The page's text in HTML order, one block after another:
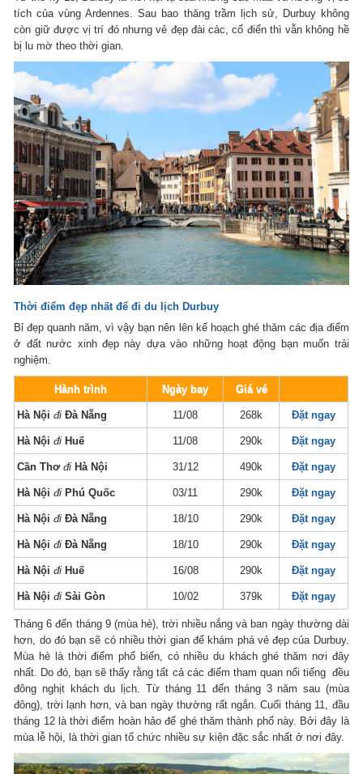
tích của vùng Ardennes. Sau bao thăng trầm lịch sử, Durbuy không
còn giữ được vị trí đó nhưng vẻ đẹp đài các, cổ điển thì vẫn không hề
bị lu mờ theo thời gian.
Thời điểm đẹp nhất để đi du lịch Durbuy
Bỉ đẹp quanh năm, vì vậy bạn nên lên kế hoạch ghé thăm các địa điểm
ở đất nước xinh đẹp này dựa vào những hoạt động bạn muốn trải
nghiệm.
Hành trình Ngày bay Giá vé
Hà Nộiđi Đà Nẵng 11/08 268k Đặt ngay
Hà Nộiđi Huế 11/08 290k Đặt ngay
Cần Thơđi Hà Nội 31/12 490k Đặt ngay
Hà Nộiđi Phú Quốc 03/11 290k Đặt ngay
Hà Nộiđi Đà Nẵng 18/10 290k Đặt ngay
Hà Nộiđi Đà Nẵng 18/10 290k Đặt ngay
Hà Nộiđi Huế 16/08 290k Đặt ngay
Hà Nộiđi Sài Gòn 10/02 379k Đặt ngay
Tháng 6 đến tháng 9 (mùa hè), trời nhiều nắng và ban ngày thường dài
hơn, do đó bạn sẽ có nhiều thời gian để khám phá vẻ đẹp của Durbuy.
Mùa hè là thời điểm phổ biến, có nhiều du khách ghé thăm nơi đây
nhất. Do đó, bạn sẽ thấy rằng tất cả các điểm tham quan nổi tiếng đều
đông nghịt khách du lịch. Từ tháng 11 đến tháng 3 năm sau (mùa
đông), trời lạnh hơn, và ban ngày thường rất ngắn. Cuối tháng 11, đầu
tháng 12 là thời điểm hoàn hảo để ghé thăm thành phố này. Bởi đây là
mùa lễ hội, là thời gian tổ chức nhiều sự kiện đặc sắc nhất ở nơi đây.